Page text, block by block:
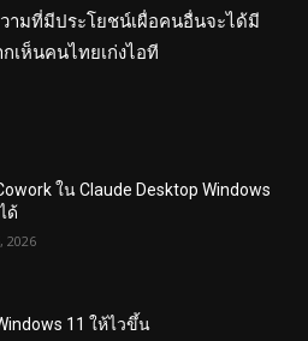
ามที่มีประโยชน์เผื่อคนอื่นจะได้มี
เห็นคนไทยเก่งไอที
ใน Claude Desktop Windows
ด้
2026
11 ให้ไวขึ้น